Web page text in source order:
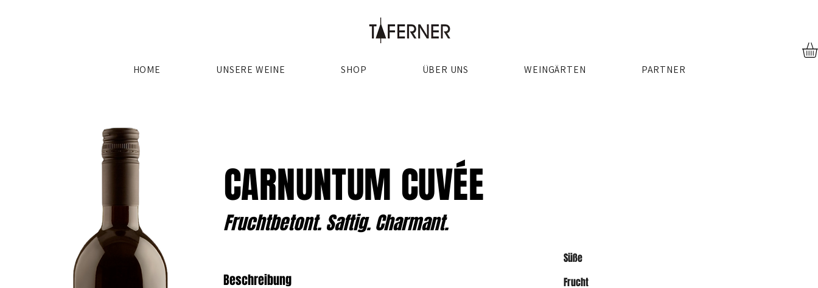
HOME UNSERE WEINE SHOP ÜBER UNS WEINGÄRTEN PARTNER
CARNUNTUM CUVÉE
Fruchtbetont. Saftig. Charmant.
Beschreibung
Süße
Frucht